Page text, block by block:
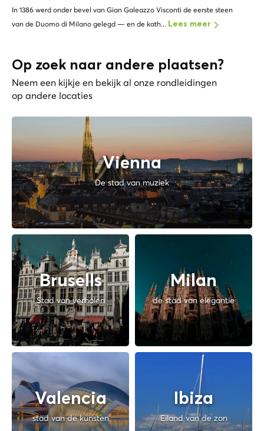
In 1386 werd onder bevel van Gian Galeazzo Visconti de eerste steen
van de Duomo di Milano gelegd — en de kath... Lees meer
Op zoek naar andere plaatsen?
Neem een kijkje en bekijk al onze rondleidingen
op andere locaties
Vienna
De stad van muziek
Brusells
Stad van verhalen
Milan
de stad van elegantie
Valencia
stad van de kunsten
Ibiza
Eiland van de zon